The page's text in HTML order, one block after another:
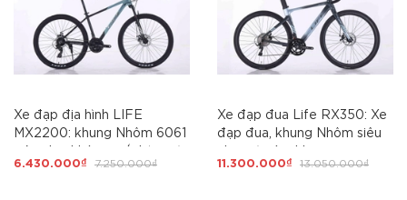
Xe đạp địa hình LIFE
MX2200: khung Nhôm 6061
âm khung. Groupset
6.430.000₫ 7.250.000₫
Xe đạp đua Life RX350: Xe
đạp đua, khung Nhôm siêu
Groupset L-Twoo R7 - Tay
11.300.000₫ 13.050.000₫